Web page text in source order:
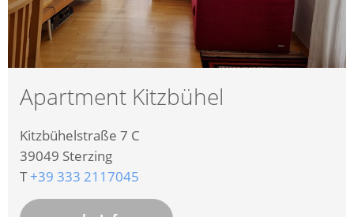
Apartment Kitzbühel
Kitzbühelstraße 7 C
39049 Sterzing
T+39 333 2117045